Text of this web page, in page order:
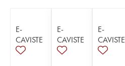
E-
CAVISTE
E-
CAVISTE
E-
CAVISTE